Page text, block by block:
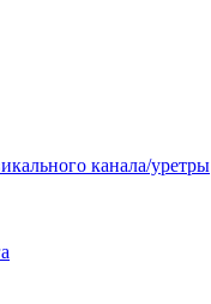
канала/уретры